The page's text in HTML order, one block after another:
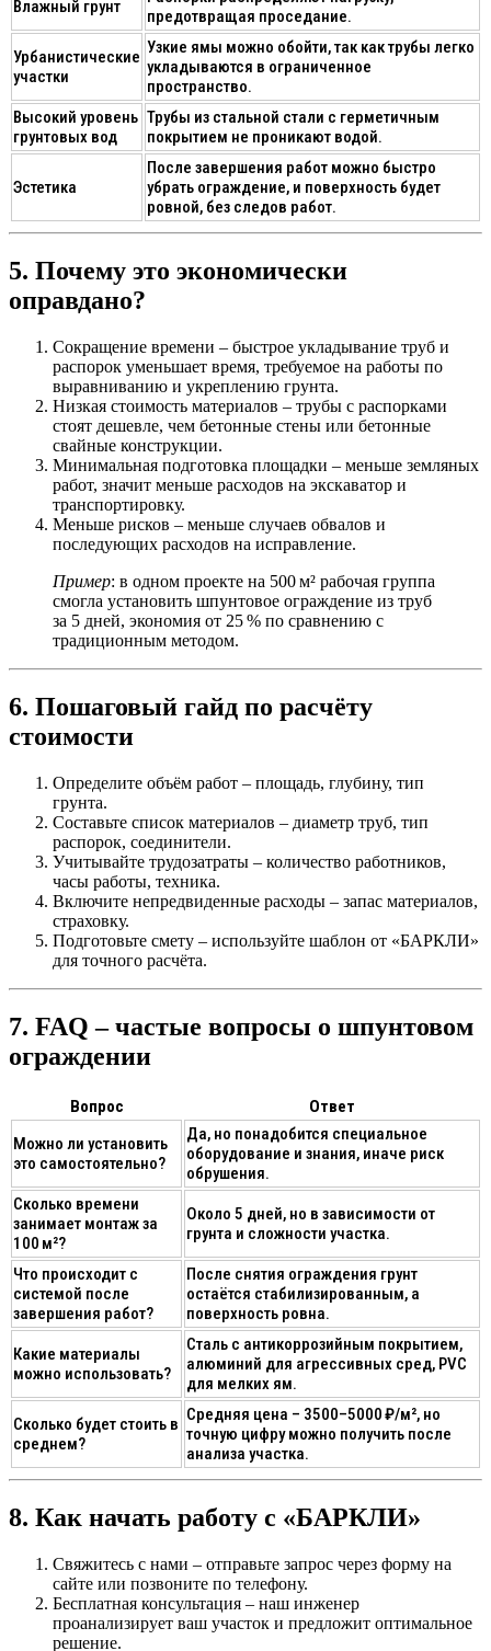
Влажный грунт
предотвращая проседание.
Урбанистические
участки
Узкие ямы можно обойти, так как трубы легко
укладываются в ограниченное
пространство.
Высокий уровень
грунтовых вод
Трубы из стальной стали с герметичным
покрытием не проникают водой.
Эстетика
После завершения работ можно быстро
убрать ограждение, и поверхность будет
ровной, без следов работ.
5. Почему это экономически
оправдано?
Сокращение времени – быстрое укладывание труб и
распорок уменьшает время, требуемое на работы по
выравниванию и укреплению грунта.
Низкая стоимость материалов – трубы с распорками
стоят дешевле, чем бетонные стены или бетонные
свайные конструкции.
Минимальная подготовка площадки – меньше земляных
работ, значит меньше расходов на экскаватор и
транспортировку.
Меньше рисков – меньше случаев обвалов и
последующих расходов на исправление.
Пример: в одном проекте на 500 м² рабочая группа
смогла установить шпунтовое ограждение из труб
за 5 дней, экономия от 25 % по сравнению с
традиционным методом.
6. Пошаговый гайд по расчёту
стоимости
Определите объём работ – площадь, глубину, тип
грунта.
Составьте список материалов – диаметр труб, тип
распорок, соединители.
Учитывайте трудозатраты – количество работников,
часы работы, техника.
Включите непредвиденные расходы – запас материалов,
страховку.
Подготовьте смету – используйте шаблон от «БАРКЛИ»
для точного расчёта.
7. FAQ – частые вопросы о шпунтовом
ограждении
Вопрос
Ответ
Можно ли установить
это самостоятельно?
Да, но понадобится специальное
оборудование и знания, иначе риск
обрушения.
Сколько времени
занимает монтаж за
100 м²?
Около 5 дней, но в зависимости от
грунта и сложности участка.
Что происходит с
системой после
завершения работ?
После снятия ограждения грунт
остаётся стабилизированным, а
поверхность ровна.
Какие материалы
можно использовать?
Сталь с антикоррозийным покрытием,
алюминий для агрессивных сред, PVC
для мелких ям.
Сколько будет стоить в
среднем?
Средняя цена – 3500–5000 ₽/м², но
точную цифру можно получить после
анализа участка.
8. Как начать работу с «БАРКЛИ»
Свяжитесь с нами – отправьте запрос через форму на
сайте или позвоните по телефону.
Бесплатная консультация – наш инженер
проанализирует ваш участок и предложит оптимальное
решение.